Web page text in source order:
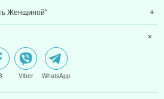
Женщиной"
Viber WhatsApp